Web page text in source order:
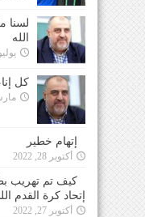
لسنا
الله
يوليو 6,
كل
مارس
إتهام خطير
أكتوبر 28, 2022
كيف تم تهريب
إتحاد كرة القدم
أكتوبر 27, 2022